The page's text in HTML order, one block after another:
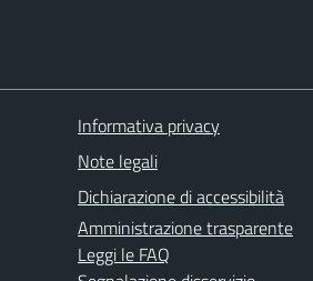
Informativa privacy
Note legali
Dichiarazione di accessibilità
Amministrazione trasparente
Leggi le FAQ